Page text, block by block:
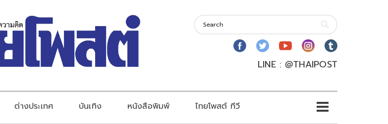
LINE : @THAIPOST
ต่างประเทศ บันเทิง หนังสือพิมพ์ ไทยโพสต์ ทีวี